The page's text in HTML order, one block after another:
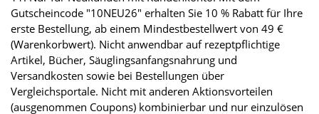
Gutscheincode "10NEU26" erhalten Sie 10 % Rabatt für Ihre
erste Bestellung, ab einem Mindestbestellwert von 49 €
(Warenkorbwert). Nicht anwendbar auf rezeptpflichtige
Artikel, Bücher, Säuglingsanfangsnahrung und
Versandkosten sowie bei Bestellungen über
Vergleichsportale. Nicht mit anderen Aktionsvorteilen
(ausgenommen Coupons) kombinierbar und nur einzulösen